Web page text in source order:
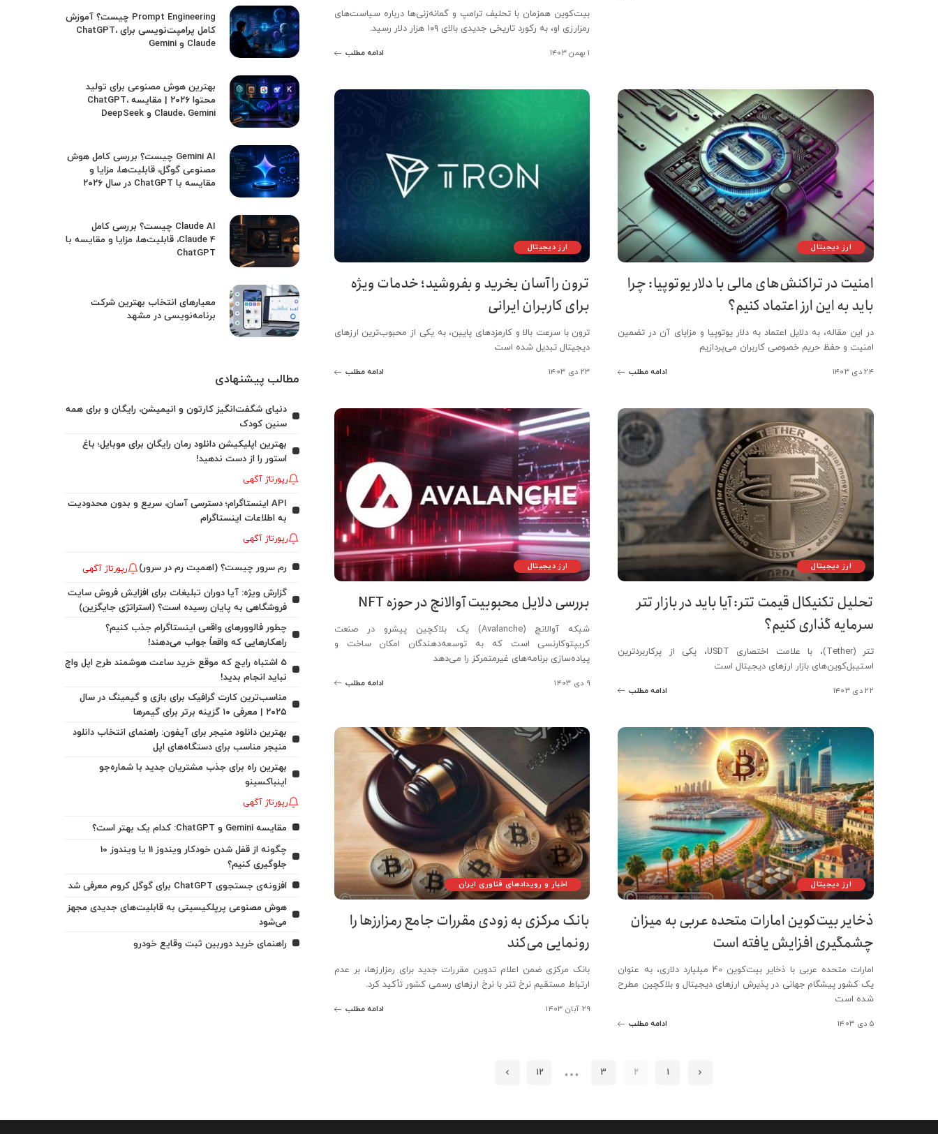
بیت‌کوین همزمان با تحلیف ترامپ و گمانه‌زنی‌ها درباره سیاست‌های
رمزارزی او، به رکورد تاریخی جدیدی بالای ۱۰۹ هزار دلار رسید.
۱ بهمن ۱۴۰۳ ادامه مطلب
ارز دیجیتال
امنیت در تراکنش‌های مالی با دلار یوتوپیا: چرا
باید به این ارز اعتماد کنیم؟
در این مقاله، به دلایل اعتماد به دلار یوتوپیا و مزایای آن در تضمین
امنیت و حفظ حریم خصوصی کاربران می‌پردازیم
۲۴ دی ۱۴۰۳ ادامه مطلب
ارز دیجیتال
ترون را آسان بخرید و بفروشید؛ خدمات ویژه
برای کاربران ایرانی
ترون با سرعت بالا و کارمزدهای پایین، به یکی از محبوب‌ترین ارزهای
دیجیتال تبدیل شده است
۲۳ دی ۱۴۰۳ ادامه مطلب
ارز دیجیتال
تحلیل تکنیکال قیمت تتر: آیا باید در بازار تتر
سرمایه گذاری کنیم؟
تتر (Tether)، با علامت اختصاری USDT، یکی از پرکاربردترین
استیبل‌کوین‌های بازار ارزهای دیجیتال است
۲۲ دی ۱۴۰۳ ادامه مطلب
ارز دیجیتال
بررسی دلایل محبوبیت آوالانچ در حوزه NFT
شبکه آوالانچ (Avalanche) یک بلاکچین پیشرو در صنعت
کریپتوکارنسی است که به توسعه‌دهندگان امکان ساخت و
پیاده‌سازی برنامه‌های غیرمتمرکز را می‌دهد
۹ دی ۱۴۰۳ ادامه مطلب
ارز دیجیتال
ذخایر بیت‌کوین امارات متحده عربی به میزان
چشمگیری افزایش یافته است
امارات متحده عربی با ذخایر بیت‌کوین 40 میلیارد دلاری، به عنوان
یک کشور پیشگام جهانی در پذیرش ارزهای دیجیتال و بلاکچین مطرح
شده است
۵ دی ۱۴۰۳ ادامه مطلب
اخبار و رویدادهای فناوری ایران
بانک مرکزی به زودی مقررات جامع رمزارزها را
رونمایی می‌کند
بانک مرکزی ضمن اعلام تدوین مقررات جدید برای رمزارزها، بر عدم
ارتباط مستقیم نرخ تتر با نرخ ارزهای رسمی کشور تأکید کرد.
۲۹ آبان ۱۴۰۳ ادامه مطلب
1
2
3
…
12
Prompt Engineering چیست؟ آموزش
کامل پرامپت‌نویسی برای ChatGPT،
Claude و Gemini
بهترین هوش مصنوعی برای تولید
محتوا ۲۰۲۶ | مقایسه ChatGPT،
Claude، Gemini و DeepSeek
Gemini AI چیست؟ بررسی کامل هوش
مصنوعی گوگل، قابلیت‌ها، مزایا و
مقایسه با ChatGPT در سال ۲۰۲۶
Claude AI چیست؟ بررسی کامل
Claude 4، قابلیت‌ها، مزایا و مقایسه با
ChatGPT
معیارهای انتخاب بهترین شرکت
برنامه‌نویسی در مشهد
مطالب پیشنهادی
دنیای شگفت‌انگیز کارتون و انیمیشن، رایگان و برای همه
سنین کودک
بهترین اپلیکیشن دانلود رمان رایگان برای موبایل؛ باغ
استور را از دست ندهید!
رپورتاژ آگهی
API اینستاگرام؛ دسترسی آسان، سریع و بدون محدودیت
به اطلاعات اینستاگرام
رپورتاژ آگهی
رم سرور چیست؟ (اهمیت رم در سرور) رپورتاژ آگهی
گزارش ویژه: آیا دوران تبلیغات برای افزایش فروش سایت
فروشگاهی به پایان رسیده است؟ (استراتژی جایگزین)
چطور فالوورهای واقعی اینستاگرام جذب کنیم؟
راهکارهایی که واقعاً جواب می‌دهند!
5 اشتباه رایج که موقع خرید ساعت هوشمند طرح اپل واچ
نباید انجام بدید!
مناسب‌ترین کارت گرافیک برای بازی و گیمینگ در سال
۲۰۲۵ | معرفی ۱۰ گزینه برتر برای گیمرها
بهترین دانلود منیجر برای آیفون: راهنمای انتخاب دانلود
منیجر مناسب برای دستگاه‌های اپل
بهترین راه برای جذب مشتریان جدید با شماره‌جو
اینباکسینو
رپورتاژ آگهی
مقایسه Gemini و ChatGPT: کدام یک بهتر است؟
چگونه از قفل شدن خودکار ویندوز 11 یا ویندوز 10
جلوگیری کنیم؟
افزونه‌ی جستجوی ChatGPT برای گوگل کروم معرفی شد
هوش مصنوعی پرپلکیسیتی به قابلیت‌های جدیدی مجهز
می‌شود
راهنمای خرید دوربین ثبت وقایع خودرو